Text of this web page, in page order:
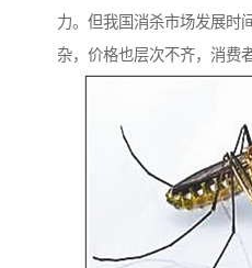
力。但我国消杀市场发展时
杂，价格也层次不齐，消费